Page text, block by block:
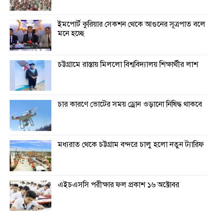
ইমপোর্ট কুরিয়ার সেকশন থেকে আগুনের সূত্রপাত বলে
মনে হচ্ছে
চট্টগ্রামে রাস্তায় মিললো বিশ্ববিদ্যালয় শিক্ষার্থীর লাশ
চার কারণে ভোটের সময় ড্রোন ওড়ানো নিষিদ্ধ থাকবে
মধ্যরাত থেকে চট্টগ্রাম বন্দরে চালু হলো নতুন ট্যারিফ
এইচএসসি পরীক্ষার ফল প্রকাশ ১৬ অক্টোবর